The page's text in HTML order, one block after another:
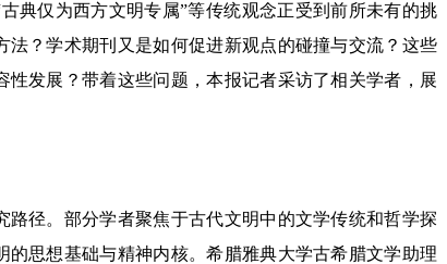
典仅为西方文明专属”等传统观念正受到前所未有的挑
？学术期刊又是如何促进新观点的碰撞与交流？这些
发展？带着这些问题，本报记者采访了相关学者，展
径。部分学者聚焦于古代文明中的文学传统和哲学探
思想基础与精神内核。希腊雅典大学古希腊文学助理